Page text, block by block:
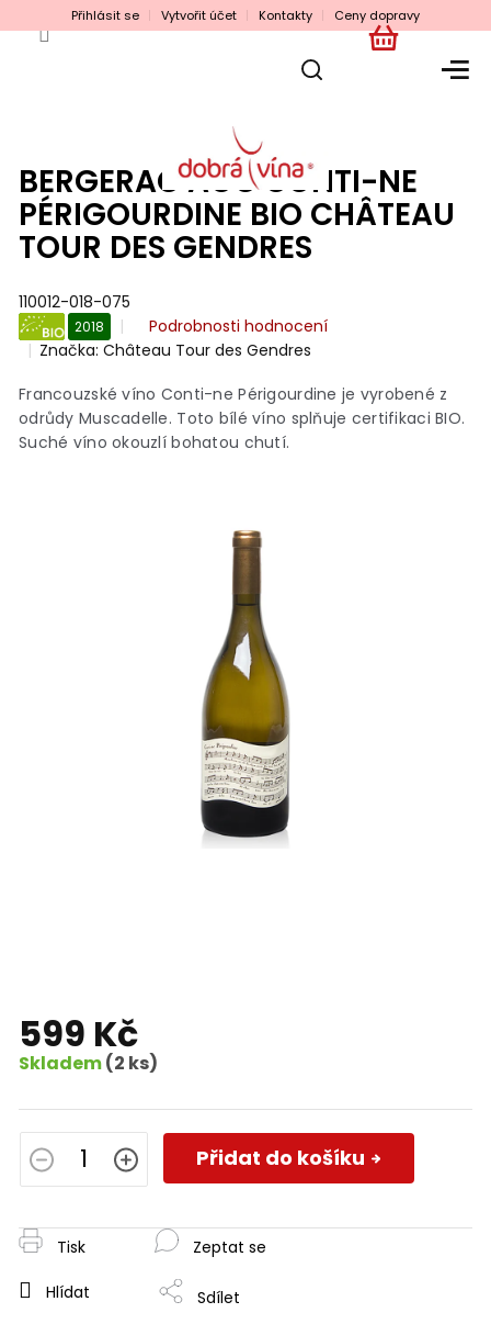
na
Přihlásit se Vytvořit účet Kontakty Ceny dopravy
NÁKUPNÍ
BERGERAC AOC CONTI-NE
PÉRIGOURDINE BIO CHÂTEAU
TOUR DES GENDRES
110012-018-075
BIO
2018
Průměrné
hodnocení
je
0,0
z
5
Podrobnosti hodnocení
Značka:Château Tour des Gendres
Francouzské víno Conti-ne Périgourdine je vyrobené z
odrůdy Muscadelle. Toto bílé víno splňuje certifikaci BIO.
Suché víno okouzlí bohatou chutí.
599 Kč
Skladem(2 ks)
Měrná
cena:
Přidat do košíku
Tisk Zeptat se
Hlídat Sdílet